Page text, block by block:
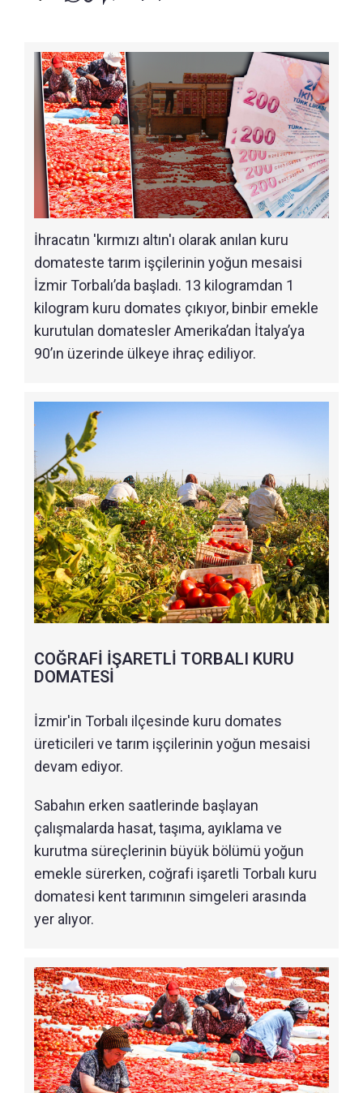
İhracatın 'kırmızı altın'ı olarak anılan kuru
domateste tarım işçilerinin yoğun mesaisi
İzmir Torbalı’da başladı. 13 kilogramdan 1
kilogram kuru domates çıkıyor, binbir emekle
kurutulan domatesler Amerika’dan İtalya’ya
90’ın üzerinde ülkeye ihraç ediliyor.
COĞRAFİ İŞARETLİ TORBALI KURU
DOMATESİ
İzmir'in Torbalı ilçesinde kuru domates
üreticileri ve tarım işçilerinin yoğun mesaisi
devam ediyor.
Sabahın erken saatlerinde başlayan
çalışmalarda hasat, taşıma, ayıklama ve
kurutma süreçlerinin büyük bölümü yoğun
emekle sürerken, coğrafi işaretli Torbalı kuru
domatesi kent tarımının simgeleri arasında
yer alıyor.